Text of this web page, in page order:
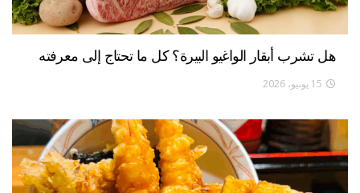
هل تشرب أبقار الواغيو البيرة؟ كل ما تحتاج إلى معرفته
15 يونيو، 2026